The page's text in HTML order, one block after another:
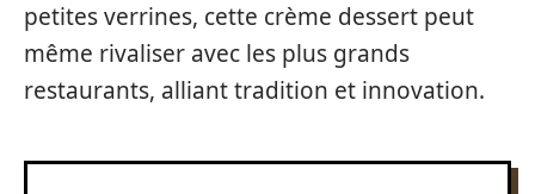
petites verrines, cette crème dessert peut
même rivaliser avec les plus grands
restaurants, alliant tradition et innovation.